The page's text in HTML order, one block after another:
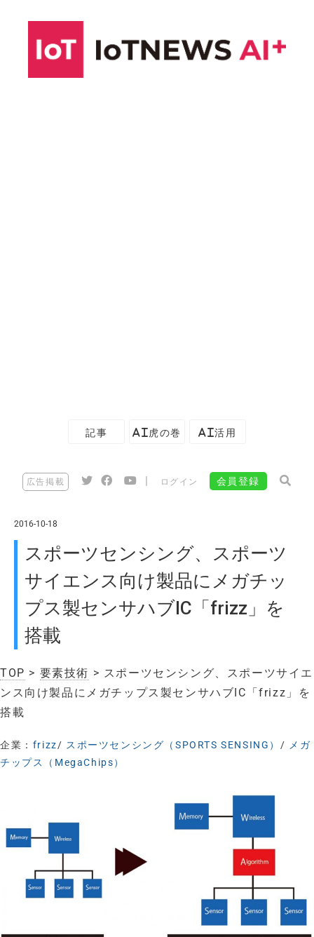
記事 AI虎の巻 AI活用
広告掲載 ログイン 会員登録
2016-10-18
スポーツセンシング、スポーツ
サイエンス向け製品にメガチッ
プス製センサハブIC「frizz」を
搭載
TOP > 要素技術 > スポーツセンシング、スポーツサイエ
ンス向け製品にメガチップス製センサハブIC「frizz」を
搭載
企業： frizz/ スポーツセンシング（SPORTS SENSING）/ メガ
チップス（MegaChips）